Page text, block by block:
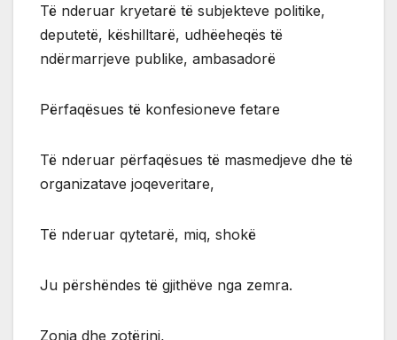
Të nderuar kryetarë të subjekteve politike,
deputetë, këshilltarë, udhëeheqës të
ndërmarrjeve publike, ambasadorë
Përfaqësues të konfesioneve fetare
Të nderuar përfaqësues të masmedjeve dhe të
organizatave joqeveritare,
Të nderuar qytetarë, miq, shokë
Ju përshëndes të gjithëve nga zemra.
Zonja dhe zotërinj,